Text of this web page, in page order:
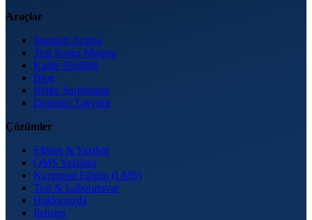
Araçlar
Standart Arama
Test Sorgu Motoru
Kalite Sözlüğü
Blog
Belge Sorgulama
Denetim Takvimi
Çözümler
Eğitim & Yazılım
QMS Yazılımı
Kurumsal Eğitim (LMS)
Test & Laboratuvar
Hakkımızda
İletişim